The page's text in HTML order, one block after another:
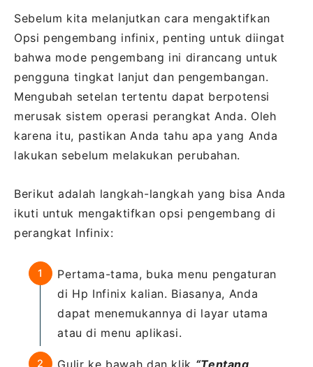
Sebelum kita melanjutkan cara mengaktifkan
Opsi pengembang infinix, penting untuk diingat
bahwa mode pengembang ini dirancang untuk
pengguna tingkat lanjut dan pengembangan.
Mengubah setelan tertentu dapat berpotensi
merusak sistem operasi perangkat Anda. Oleh
karena itu, pastikan Anda tahu apa yang Anda
lakukan sebelum melakukan perubahan.
Berikut adalah langkah-langkah yang bisa Anda
ikuti untuk mengaktifkan opsi pengembang di
perangkat Infinix:
Pertama-tama, buka menu pengaturan
di Hp Infinix kalian. Biasanya, Anda
dapat menemukannya di layar utama
atau di menu aplikasi.
Gulir ke bawah dan klik “Tentang